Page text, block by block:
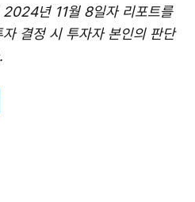
2024년 11월 8일자 리포트를
결정 시 투자자 본인의 판단